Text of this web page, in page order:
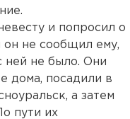
и попросил о
не сообщил ему,
ней не было. Они
дома, посадили в
а затем
пути их